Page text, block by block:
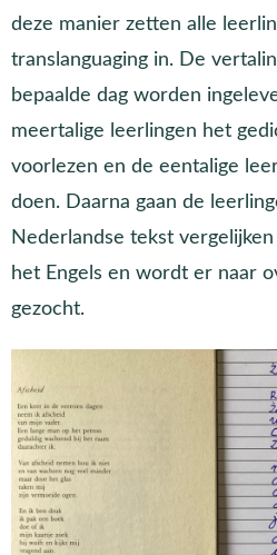
deze manier zetten alle
translanguaging in. De
bepaalde dag worden
meertalige leerlingen het
voorlezen en de eentalige
doen. Daarna gaan de
Nederlandse tekst
het Engels en wordt er naar
gezocht.